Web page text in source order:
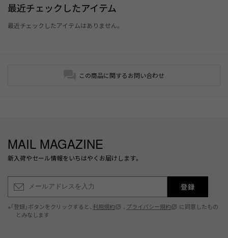
最近チェックしたアイテム
最近チェックしたアイテムはありません。
この商品に関するお問い合わせ
MAIL MAGAZINE
新入荷やセール情報をいちはやくお届けします。
登録
※「登録」ボタンをクリックすると、 利用規約 、 プライバシー規約
に同意したもの
とみなします